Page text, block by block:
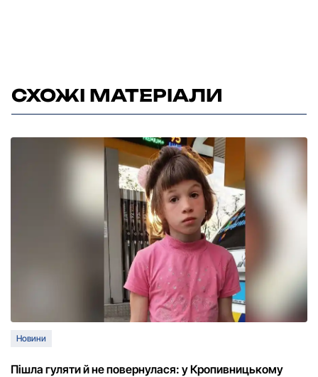
СХОЖІ МАТЕРІАЛИ
Новини
Пішла гуляти й не повернулася: у Кропивницькому